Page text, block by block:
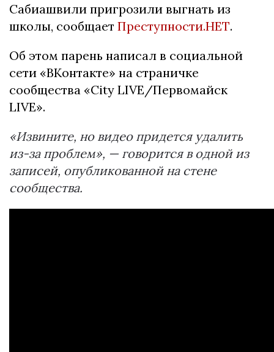
Сабиашвили пригрозили выгнать из
школы, сообщает Преступности.НЕТ.
Об этом парень написал в социальной
сети «ВКонтакте» на страничке
сообщества «City LIVE/Первомайск
LIVE».
«Извините, но видео придется удалить
из-за проблем», — говорится в одной из
записей, опубликованной на стене
сообщества.